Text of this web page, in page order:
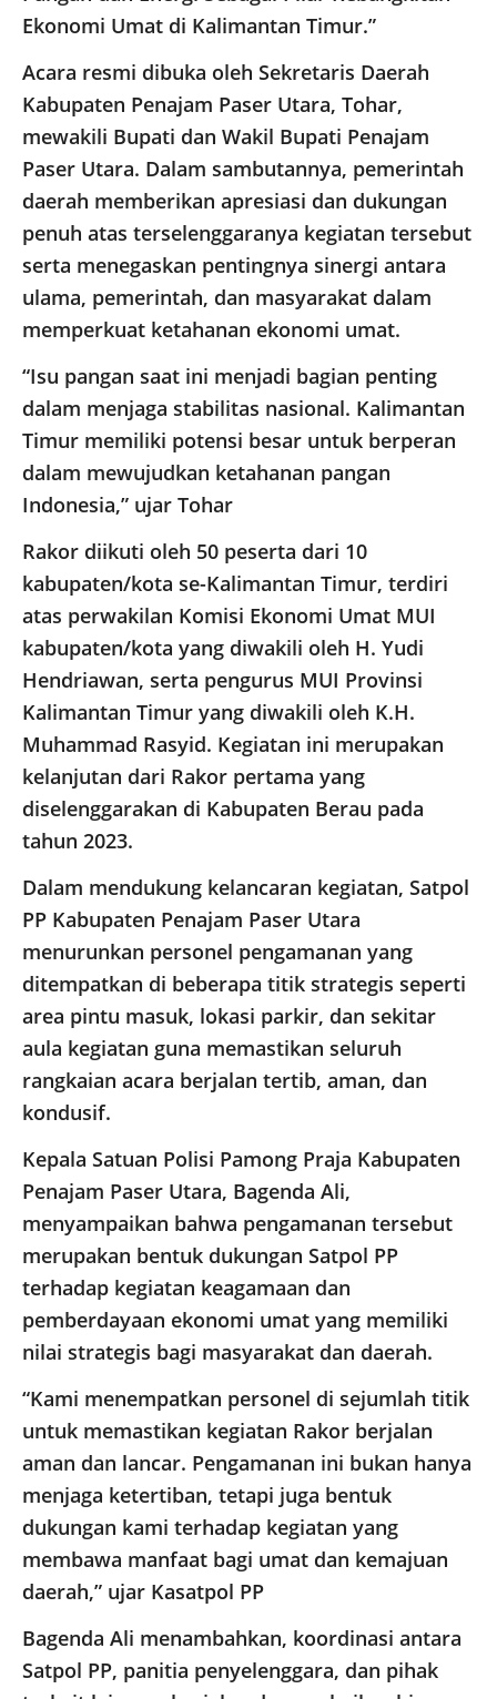
Ekonomi Umat di Kalimantan Timur.”
Acara resmi dibuka oleh Sekretaris Daerah
Kabupaten Penajam Paser Utara, Tohar,
mewakili Bupati dan Wakil Bupati Penajam
Paser Utara. Dalam sambutannya, pemerintah
daerah memberikan apresiasi dan dukungan
penuh atas terselenggaranya kegiatan tersebut
serta menegaskan pentingnya sinergi antara
ulama, pemerintah, dan masyarakat dalam
memperkuat ketahanan ekonomi umat.
“Isu pangan saat ini menjadi bagian penting
dalam menjaga stabilitas nasional. Kalimantan
Timur memiliki potensi besar untuk berperan
dalam mewujudkan ketahanan pangan
Indonesia,” ujar Tohar
Rakor diikuti oleh 50 peserta dari 10
kabupaten/kota se-Kalimantan Timur, terdiri
atas perwakilan Komisi Ekonomi Umat MUI
kabupaten/kota yang diwakili oleh H. Yudi
Hendriawan, serta pengurus MUI Provinsi
Kalimantan Timur yang diwakili oleh K.H.
Muhammad Rasyid. Kegiatan ini merupakan
kelanjutan dari Rakor pertama yang
diselenggarakan di Kabupaten Berau pada
tahun 2023.
Dalam mendukung kelancaran kegiatan, Satpol
PP Kabupaten Penajam Paser Utara
menurunkan personel pengamanan yang
ditempatkan di beberapa titik strategis seperti
area pintu masuk, lokasi parkir, dan sekitar
aula kegiatan guna memastikan seluruh
rangkaian acara berjalan tertib, aman, dan
kondusif.
Kepala Satuan Polisi Pamong Praja Kabupaten
Penajam Paser Utara, Bagenda Ali,
menyampaikan bahwa pengamanan tersebut
merupakan bentuk dukungan Satpol PP
terhadap kegiatan keagamaan dan
pemberdayaan ekonomi umat yang memiliki
nilai strategis bagi masyarakat dan daerah.
“Kami menempatkan personel di sejumlah titik
untuk memastikan kegiatan Rakor berjalan
aman dan lancar. Pengamanan ini bukan hanya
menjaga ketertiban, tetapi juga bentuk
dukungan kami terhadap kegiatan yang
membawa manfaat bagi umat dan kemajuan
daerah,” ujar Kasatpol PP
Bagenda Ali menambahkan, koordinasi antara
Satpol PP, panitia penyelenggara, dan pihak